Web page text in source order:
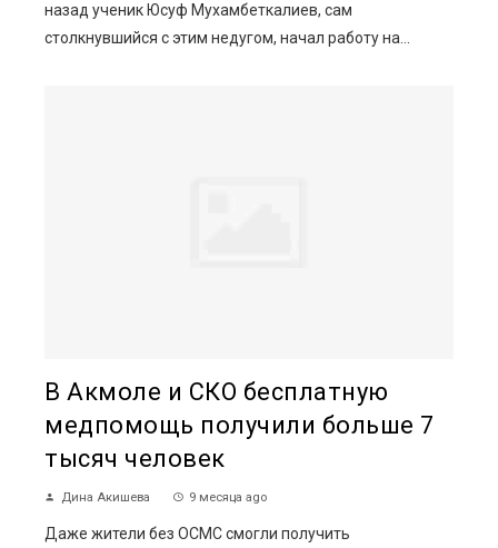
назад ученик Юсуф Мухамбеткалиев, сам
столкнувшийся с этим недугом, начал работу на...
В Акмоле и СКО бесплатную
медпомощь получили больше 7
тысяч человек
Дина Акишева 9 месяца ago
Даже жители без ОСМС смогли получить